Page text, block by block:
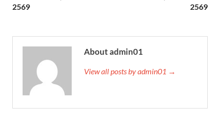
2569
2569
About admin01
View all posts by admin01 →